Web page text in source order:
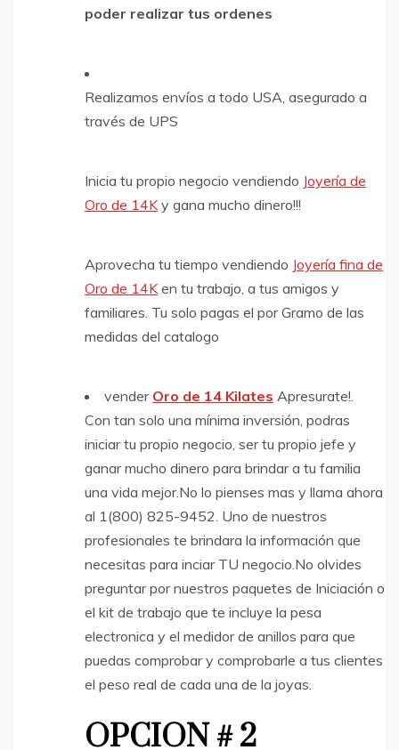
poder realizar tus ordenes
Realizamos envíos a todo USA, asegurado a
través de UPS
Inicia tu propio negocio vendiendo Joyería de
Oro de 14Ky gana mucho dinero!!!
Aprovecha tu tiempo vendiendo Joyería fina de
Oro de 14Ken tu trabajo, a tus amigos y
familiares. Tu solo pagas el por Gramo de las
medidas del catalogo
vender Oro de 14 Kilates ​Apresurate!. ​
Con tan solo una mínima inversión, podras
iniciar tu propio negocio, ser tu propio jefe y
ganar mucho dinero para brindar a tu familia
una vida mejor.No lo pienses mas y llama ahora
al 1(800) 825-9452. Uno de nuestros
profesionales te brindara la información que
necesitas para inciar TU negocio.​No olvides
preguntar por nuestros paquetes de Iniciación o
el kit de trabajo que te incluye la pesa
electronica y el medidor de anillos para que
puedas comprobar y comprobarle a tus clientes
el peso real de cada una de la joyas.
OPCION # 2